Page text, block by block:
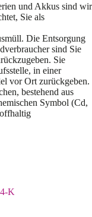
und Akkus sind wir
Sie als
Die Entsorgung
sind Sie
Sie
in einer
vor Ort zurückgeben.
bestehend aus
Symbol (Cd,